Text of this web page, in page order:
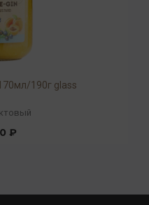
190г glass
₽